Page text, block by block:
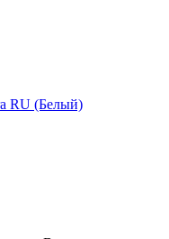
RU (Белый)